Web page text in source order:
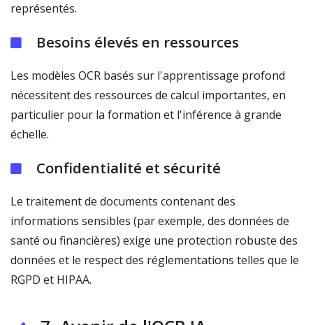
représentés.
Besoins élevés en ressources
Les modèles OCR basés sur l'apprentissage profond
nécessitent des ressources de calcul importantes, en
particulier pour la formation et l'inférence à grande
échelle.
Confidentialité et sécurité
Le traitement de documents contenant des
informations sensibles (par exemple, des données de
santé ou financières) exige une protection robuste des
données et le respect des réglementations telles que le
RGPD et HIPAA.